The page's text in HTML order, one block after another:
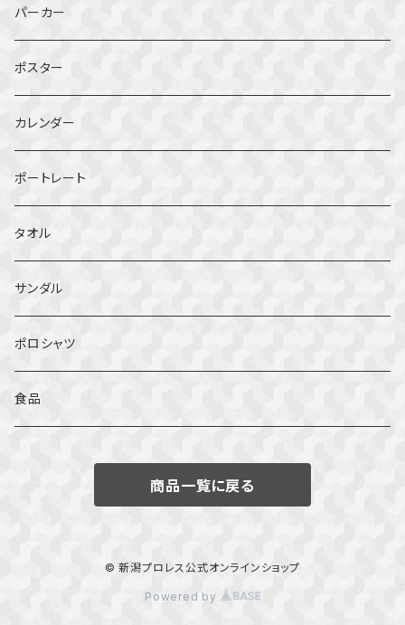
パーカー
ポスター
カレンダー
ポートレート
タオル
サンダル
ポロシャツ
食品
商品一覧に戻る
© 新潟プロレス公式オンラインショップ
Powered by